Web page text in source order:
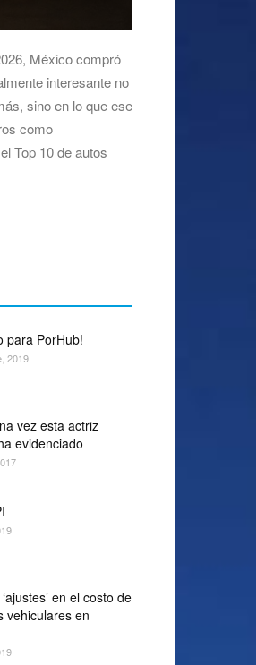
México compró
interesante no
sino en lo que ese
como
Top 10 de autos
para PorHub!
2019
vez esta actriz
evidenciado
en el costo de
vehiculares en